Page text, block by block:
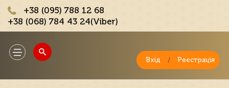
+38 (095) 788 12 68
+38 (068) 784 43 24(Viber)
Toggle
navigation
Вхід / Реєстрація